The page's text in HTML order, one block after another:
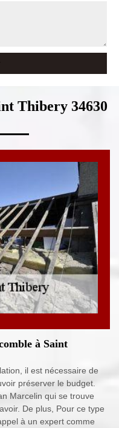
Thibery 34630
à Saint
il est nécessaire de
préserver le budget.
Marcelin qui se trouve
De plus, Pour ce type
à un expert comme